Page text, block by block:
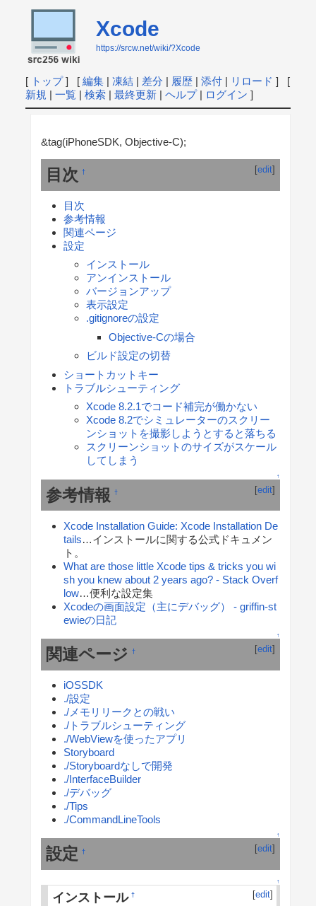
Xcode
https://srcw.net/wiki/?Xcode
[ トップ] [ 編集| 凍結| 差分 | 履歴| 添付| リロード ] [
新規 | 一覧| 検索| 最終更新| ヘルプ| ログイン ]
&tag(iPhoneSDK, Objective-C);
目次 † [edit]
目次
参考情報
関連ページ
設定
インストール
アンインストール
バージョンアップ
表示設定
.gitignoreの設定
Objective-Cの場合
ビルド設定の切替
ショートカットキー
トラブルシューティング
Xcode 8.2.1でコード補完が働かない
Xcode 8.2でシミュレーターのスクリー
ンショットを撮影しようとすると落ちる
スクリーンショットのサイズがスケール
してしまう
↑
参考情報 † [edit]
Xcode Installation Guide: Xcode Installation De
tails…インストールに関する公式ドキュメン
ト。
What are those little Xcode tips & tricks you wi
sh you knew about 2 years ago? - Stack Overf
low…便利な設定集
Xcodeの画面設定（主にデバッグ） - griffin-st
ewieの日記
↑
関連ページ † [edit]
iOSSDK
./設定
./メモリリークとの戦い
./トラブルシューティング
./WebViewを使ったアプリ
Storyboard
./Storyboardなしで開発
./InterfaceBuilder
./デバッグ
./Tips
./CommandLineTools
↑
設定 † [edit]
↑
インストール † [edit]